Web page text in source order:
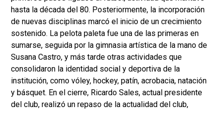
hasta la década del 80. Posteriormente, la incorporación
de nuevas disciplinas marcó el inicio de un crecimiento
sostenido. La pelota paleta fue una de las primeras en
sumarse, seguida por la gimnasia artística de la mano de
Susana Castro, y más tarde otras actividades que
consolidaron la identidad social y deportiva de la
institución, como vóley, hockey, patín, acrobacia, natación
y básquet. En el cierre, Ricardo Sales, actual presidente
del club, realizó un repaso de la actualidad del club,